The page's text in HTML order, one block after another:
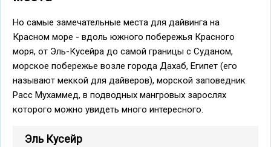
Но самые замечательные места для дайвинга на
Красном море - вдоль южного побережья Красного
моря, от Эль-Кусейра до самой границы с Суданом,
морское побережье возле города Дахаб, Египет (его
называют меккой для дайверов), морской заповедник
Расс Мухаммед, в подводных мангровых зарослях
которого можно увидеть много интересного.
Эль Кусейр